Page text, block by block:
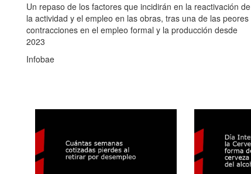
Un repaso de los factores que incidirán en la reactivación de
la actividad y el empleo en las obras, tras una de las peores
contracciones en el empleo formal y la producción desde
2023
Infobae